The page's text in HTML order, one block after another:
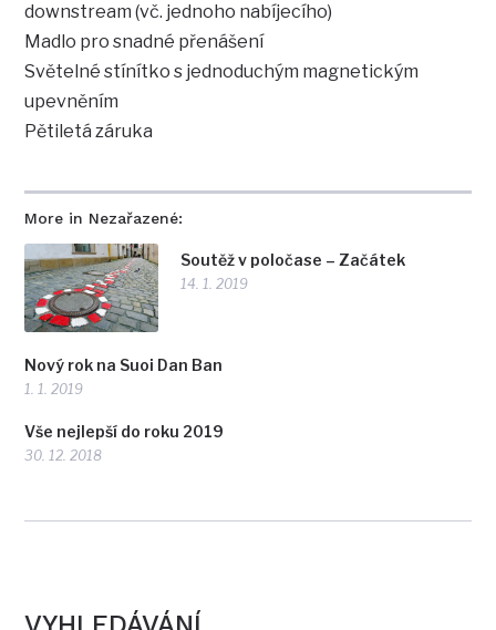
More in Nezařazené:
Soutěž v poločase – Začátek
14. 1. 2019
Nový rok na Suoi Dan Ban
1. 1. 2019
Vše nejlepší do roku 2019
30. 12. 2018
downstream (vč. jednoho nabíjecího)
Madlo pro snadné přenášení
Světelné stínítko s jednoduchým magnetickým
upevněním
Pětiletá záruka